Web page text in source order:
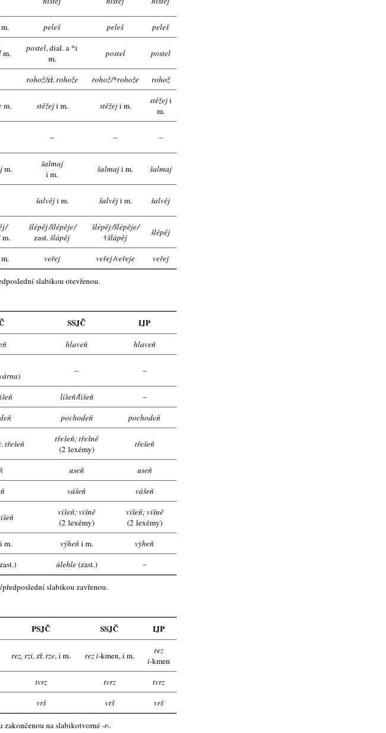
m. peleš peleš peleš
m. postel, dial. a *i
m.
postel postel
rohož/zř.rohože rohož/*rohože rohož
m. stěžeji m. stěžeji m. stěžeji
m.
– – –
m.
šalmaj
i m.
šalmaji m. šalmaj
šalvěji m. šalvěji m. šalvěj
/
m.
šlépěj/šlépěje/
zast.šlápěj
šlépěj/šlépěje/
†šlápěj šlépěj
m. veřej veřej/veřeje veřej
sla­bi­kou ote­vře­nou.
SSJČ IJP
hlaveň hlaveň
) – –
líšeň/lišeň
–
pochodeň pochodeň
třešeň
třešeň; třešně
(2 lexémy)
třešeň
useň
useň
vášeň vášeň
višeň; višně
(2 lexémy)
višeň; višně
(2 lexémy)
i m. výheňi m.
výheň
úlehle(zast.) –
sla­bi­kou za­vře­nou.
PSJČ SSJČ IJP
rez, rzi,zř.rze,i m. rezi-kmen, i m.
rez
i-kmen
tvrz tvrz
tvrz
vrš vrš vrš
za­kon­če­nou na sla­bi­kot­vor­né-r-.